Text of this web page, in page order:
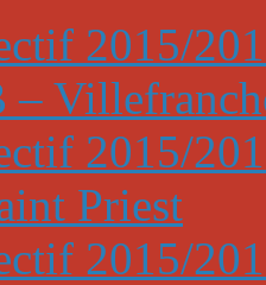
2015/
–
2015/
Priest
2015/